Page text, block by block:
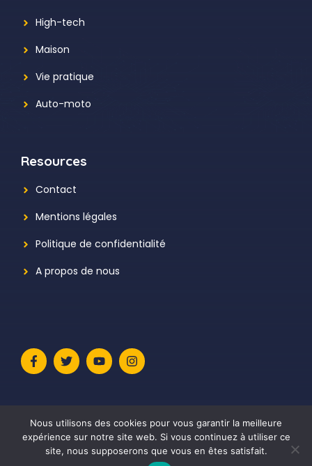
High-tech
Maison
Vie pratique
Auto-moto
Resources
Contact
Mentions légales
Politique de confidentialité
A propos de nous
Nous utilisons des cookies pour vous garantir la meilleure
expérience sur notre site web. Si vous continuez à utiliser ce
site, nous supposerons que vous en êtes satisfait.